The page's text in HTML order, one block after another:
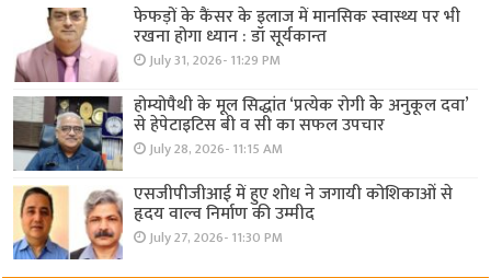
फेफड़ों के कैंसर के इलाज में मानसिक स्वास्थ्य पर भी
रखना होगा ध्यान : डॉ सूर्यकान्त
July 31, 2026- 11:29 PM
होम्योपैथी के मूल सिद्धांत ‘प्रत्येक रोगी केे अनुकूल दवा’
से हेपेटाइटिस बी व सी का सफल उपचार
July 28, 2026- 11:15 AM
एसजीपीजीआई में हुए शोध ने जगायी कोशिकाओं से
हृदय वाल्व निर्माण की उम्मीद
July 27, 2026- 11:30 PM